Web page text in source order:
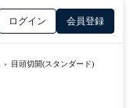
ログイン 会員登録
› 目頭切開(スタンダード)